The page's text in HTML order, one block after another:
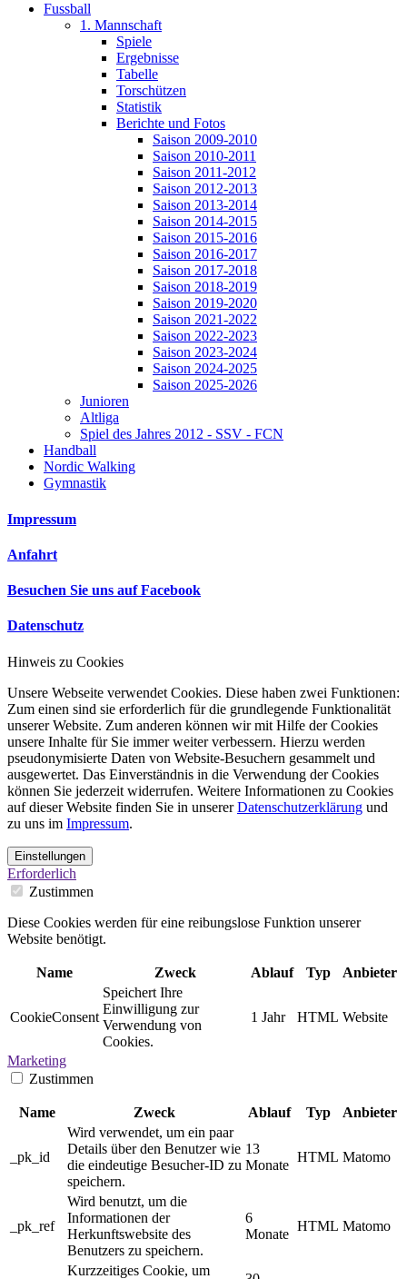
Fussball
1. Mannschaft
Spiele
Ergebnisse
Tabelle
Torschützen
Statistik
Berichte und Fotos
Saison 2009-2010
Saison 2010-2011
Saison 2011-2012
Saison 2012-2013
Saison 2013-2014
Saison 2014-2015
Saison 2015-2016
Saison 2016-2017
Saison 2017-2018
Saison 2018-2019
Saison 2019-2020
Saison 2021-2022
Saison 2022-2023
Saison 2023-2024
Saison 2024-2025
Saison 2025-2026
Junioren
Altliga
Spiel des Jahres 2012 - SSV - FCN
Handball
Nordic Walking
Gymnastik
Impressum
Anfahrt
Besuchen Sie uns auf Facebook
Datenschutz
Hinweis zu Cookies
Unsere Webseite verwendet Cookies. Diese haben zwei Funktionen:
Zum einen sind sie erforderlich für die grundlegende Funktionalität
unserer Website. Zum anderen können wir mit Hilfe der Cookies
unsere Inhalte für Sie immer weiter verbessern. Hierzu werden
pseudonymisierte Daten von Website-Besuchern gesammelt und
ausgewertet. Das Einverständnis in die Verwendung der Cookies
können Sie jederzeit widerrufen. Weitere Informationen zu Cookies
auf dieser Website finden Sie in unsererDatenschutzerklärung und
zu uns im Impressum.
Einstellungen
Erforderlich
Zustimmen
Diese Cookies werden für eine reibungslose Funktion unserer
Website benötigt.
Name Zweck Ablauf Typ Anbieter
CookieConsent
Speichert Ihre
Einwilligung zur
Verwendung von
Cookies.
1 Jahr HTML Website
Marketing
Zustimmen
Name Zweck Ablauf Typ Anbieter
_pk_id
Wird verwendet, um ein paar
Details über den Benutzer wie
die eindeutige Besucher-ID zu
speichern.
13
Monate
HTML Matomo
_pk_ref
Wird benutzt, um die
Informationen der
Herkunftswebsite des
Benutzers zu speichern.
6
Monate
HTML Matomo
Kurzzeitiges Cookie, um